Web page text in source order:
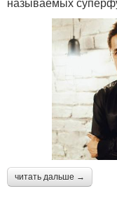
читать дальше →